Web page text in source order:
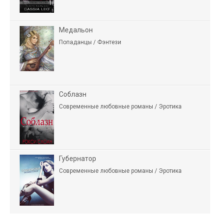
Медальон
Попаданцы / Фэнтези
Соблазн
Современные любовные романы / Эротика
Губернатор
Современные любовные романы / Эротика